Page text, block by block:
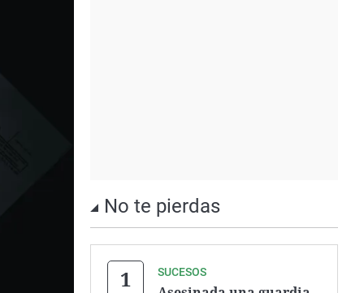
No te pierdas
SUCESOS